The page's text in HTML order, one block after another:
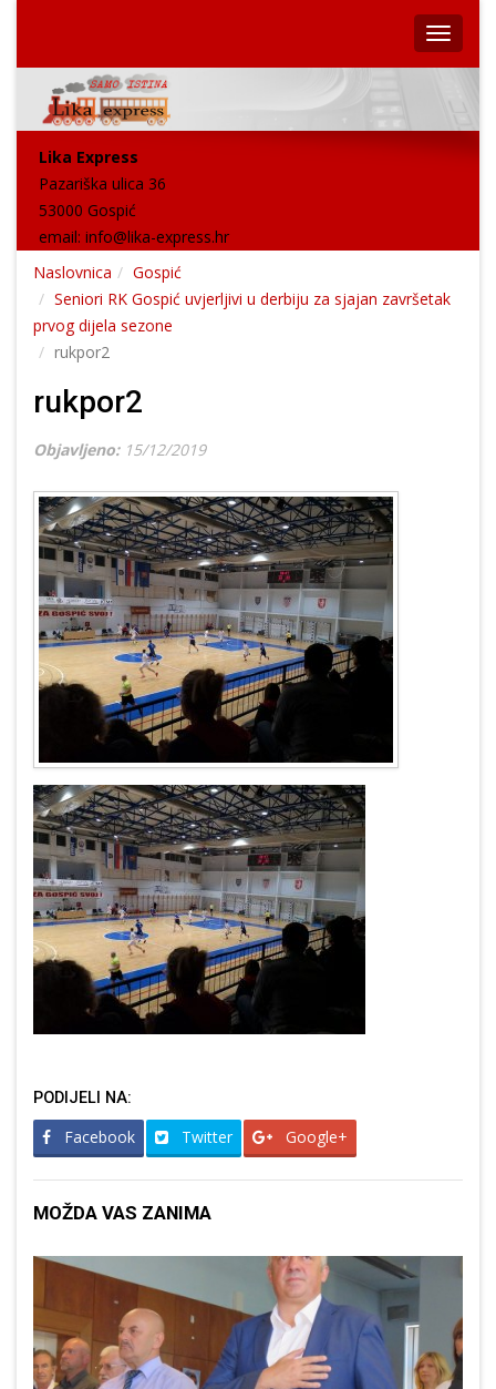
Lika Express
Pazariška ulica 36
53000 Gospić
email: info@lika-express.hr
Naslovnica
Gospić
Seniori RK Gospić uvjerljivi u derbiju za sjajan završetak
prvog dijela sezone
rukpor2
rukpor2
Objavljeno: 15/12/2019
PODIJELI NA:
Facebook Twitter Google+
MOŽDA VAS ZANIMA